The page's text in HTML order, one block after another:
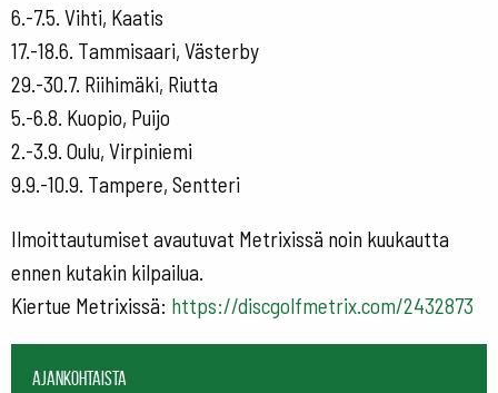
6.-7.5. Vihti, Kaatis
17.-18.6. Tammisaari, Västerby
29.-30.7. Riihimäki, Riutta
5.-6.8. Kuopio, Puijo
2.-3.9. Oulu, Virpiniemi
9.9.-10.9. Tampere, Sentteri
Ilmoittautumiset avautuvat Metrixissä noin kuukautta
ennen kutakin kilpailua.
Kiertue Metrixissä: https://discgolfmetrix.com/2432873
Ajankohtaista